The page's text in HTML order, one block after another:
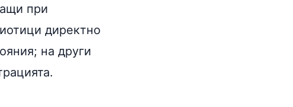
при
директно
на други